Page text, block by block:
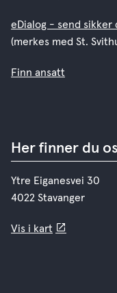
eDialog - send sikker
(merkes med St.
Finn ansatt
Her finner du
Ytre Eiganesvei 30
4022 Stavanger
Vis i kart